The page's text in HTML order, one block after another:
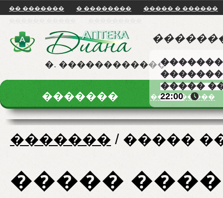
�� ������� � ��������
����� � ������
�. ������������
�����
22:00
������� �� �������
������� / �����
�����